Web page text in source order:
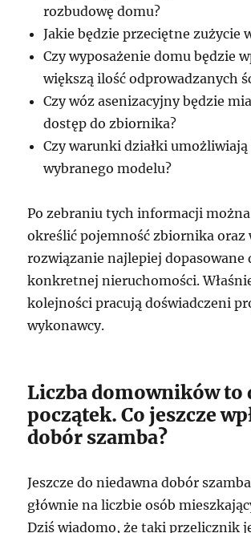
rozbudowę domu?
Jakie będzie przeciętne zużycie
Czy wyposażenie domu będzie
większą ilość odprowadzanych
Czy wóz asenizacyjny będzie
dostęp do zbiornika?
Czy warunki działki
wybranego modelu?
Po zebraniu tych informacji
określić pojemność zbiornika oraz
rozwiązanie najlepiej dopasowane
konkretnej nieruchomości.
kolejności pracują doświadczeni
wykonawcy.
Liczba domowników to
początek. Co jeszcze
dobór szamba?
Jeszcze do niedawna dobór
głównie na liczbie osób
Dziś wiadomo, że taki przelicznik